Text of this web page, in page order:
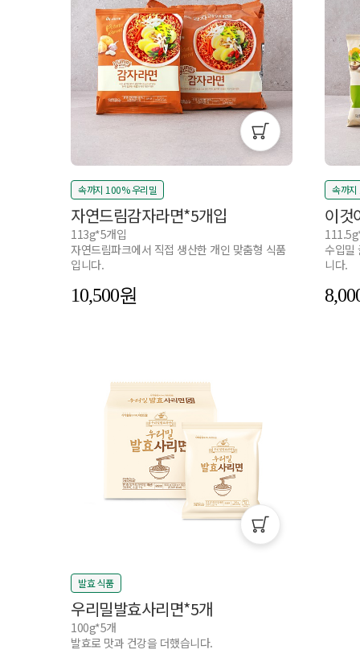
속까지 100% 우리밀
자연드림감자라면*5개입
113g*5개입
자연드림파크에서 직접 생산한 개인 맞춤형 식품
입니다.
10,500
속까
이것
수입밀
니다.
발효 식품
우리밀발효사리면*5개
100g*5개
발효로 맛과 건강을 더했습니다.